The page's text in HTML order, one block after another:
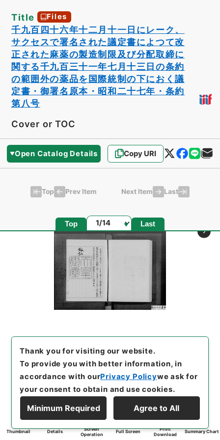
Title Files
千九百四十六年十二月十一日にレーク、
サクセスで署名された議定書によつて改
正された麻薬の製造制限及び分配取締に
関する千九百三十一年七月十三日の条約
の範囲外の薬品を国際統制の下におく議
定書・御署名原本・昭和二十七年・条約
第八号
Cover or TOC
Open Catalog Details Copy URI
Top Prev Item Next Item Last
Top Page Last
Thumbnail Details
Screen
Operation
Full Screen
Print
Download
Summary Chart
Thank you for visiting our website.
To provide you with better information, in
accordance with ourPrivacy Policywe ask for
your consent to obtain and use cookies.
Minimum Required Agree to All